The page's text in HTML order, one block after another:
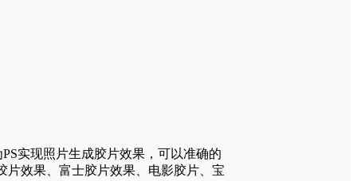
实现照片生成胶片效果，可以准确的
片效果、富士胶片效果、电影胶片、宝